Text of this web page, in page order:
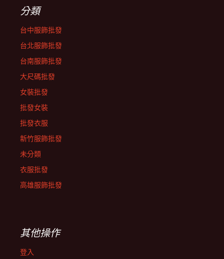
分類
台中服飾批發
台北服飾批發
台南服飾批發
大尺碼批發
女裝批發
批發女裝
批發衣服
新竹服飾批發
未分類
衣服批發
高雄服飾批發
其他操作
登入